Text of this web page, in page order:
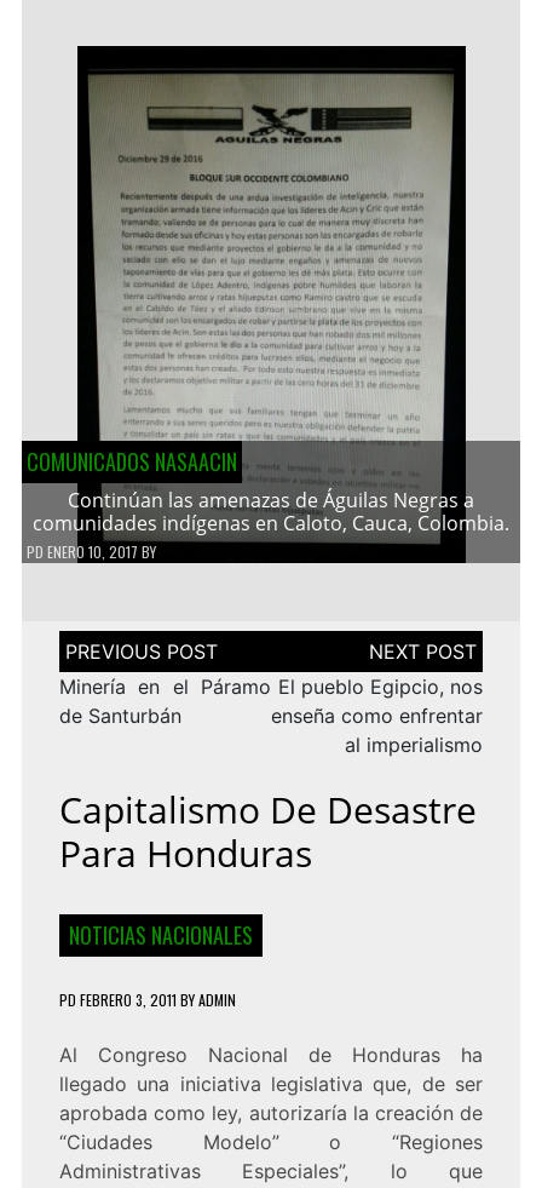
COMUNICADOS NASAACIN
Continúan las amenazas de Águilas Negras a
comunidades indígenas en Caloto, Cauca, Colombia.
PD ENERO 10, 2017 BY
Navegación
de
entradas
Minería en el Páramo
de Santurbán
El pueblo Egipcio, nos
enseña como enfrentar
al imperialismo
Capitalismo De Desastre
Para Honduras
NOTICIAS NACIONALES
PD FEBRERO 3, 2011 BYADMIN
Al Congreso Nacional de Honduras ha
llegado una iniciativa legislativa que, de ser
aprobada como ley, autorizaría la creación de
“Ciudades Modelo” o “Regiones
Administrativas Especiales”, lo que